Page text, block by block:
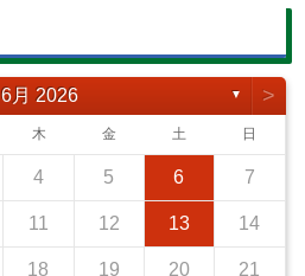
6月 2026 ▼ >
木 金 土 日
4 5 6 7
11 12 13 14
18 19 20 21